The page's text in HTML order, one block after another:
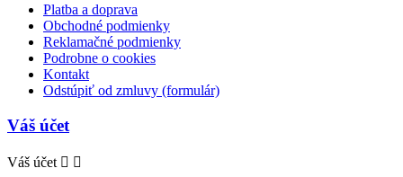
Platba a doprava
Obchodné podmienky
Reklamačné podmienky
Podrobne o cookies
Kontakt
Odstúpiť od zmluvy (formulár)
Váš účet
Váš účet  